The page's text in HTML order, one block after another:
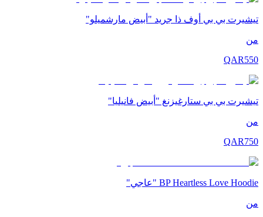
تيشيرت بي بي أوف ذا جريد "أبيض مارشميلو"
من
QAR550
تيشيرت بي بي ستارغيزنغ "أبيض فانيليا"
من
QAR750
BP Heartless Love Hoodie "عاجي"
من